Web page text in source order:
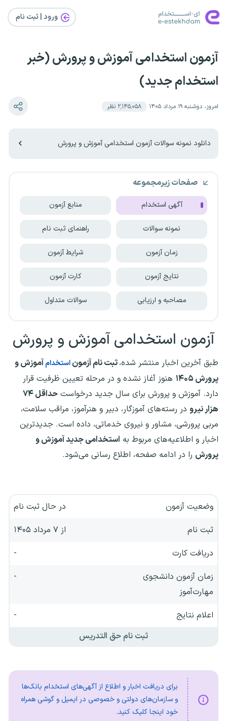
ورود | ثبت‌ نام
آزمون استخدامی آموزش و پرورش (خبر
استخدام جدید)
امروز، دوشنبه ۱۹ مرداد ۱۴۰۵ ۲٬۱۴۵٬۰۵۸ نظر
دانلود نمونه سوالات آزمون استخدامی آموزش و پرورش
صفحات زیرمجموعه
آگهی استخدام منابع آزمون
نمونه سوالات راهنمای ثبت نام
زمان آزمون شرایط آزمون
نتایج آزمون کارت آزمون
مصاحبه و ارزیابی سوالات متداول
آزمون استخدامی آموزش و پرورش
طبق آخرین اخبار منتشر شده،ثبت نام آزموناستخدامآموزش و
پرورش ۱۴۰۵
هنوز آغاز نشده و در مرحله تعیین ظرفیت قرار
دارد. آموزش و پرورش برای سال جدید درخواست
هزار نیرو در رسته‌های آموزگار، دبیر و هنرآموز، مراقب سلامت،
مربی پرورشی، مشاور و نیروی خدماتی، داده است. جدیدترین
اخبار و اطلاعیه‌های مربوط به استخدامی جدید آموزش و
پرورش را در ادامه صفحه، اطلاع رسانی می‌شود.
وضعیت آزمون
در حال ثبت نام
ثبت نام
از ۷ مرداد ۱۴۰۵
دریافت کارت
-
زمان آزمون دانشجوی
مهارت‌آموز
-
اعلام نتایج
-
ثبت نام حق التدریس
برای دریافت اخبار و اطلاع از آگهی‌های استخدام بانک‌ها
و سازمان‌های دولتی و خصوصی در ایمیل و گوشی همراه
خود اینجا کلیک کنید.